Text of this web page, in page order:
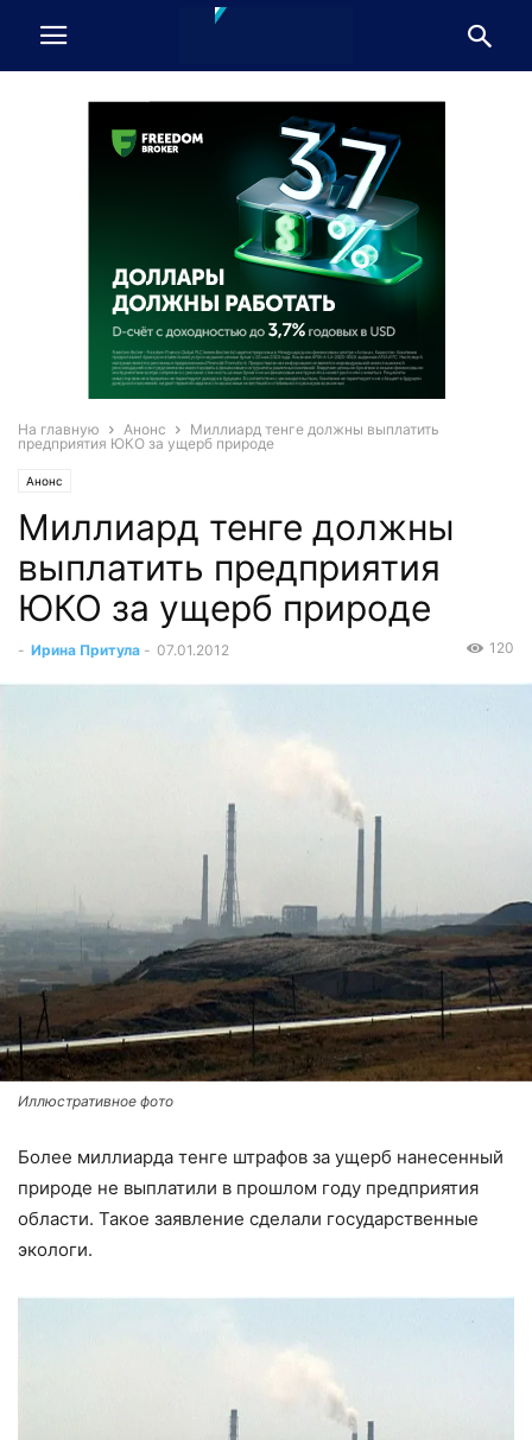
На главную Анонс
Миллиард тенге должны выплатить
предприятия ЮКО за ущерб природе
Анонс
Миллиард тенге должны
выплатить предприятия
ЮКО за ущерб природе
- Ирина Притула - 07.01.2012 120
Иллюстративное фото
Более миллиарда тенге штрафов за ущерб нанесенный
природе не выплатили в прошлом году предприятия
области. Такое заявление сделали государственные
экологи.